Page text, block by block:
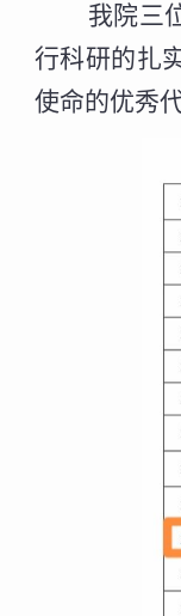
我院三
行科研的扎
使命的优秀代